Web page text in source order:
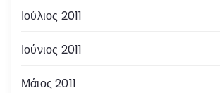
Ιούλιος 2011
Ιούνιος 2011
Μάιος 2011